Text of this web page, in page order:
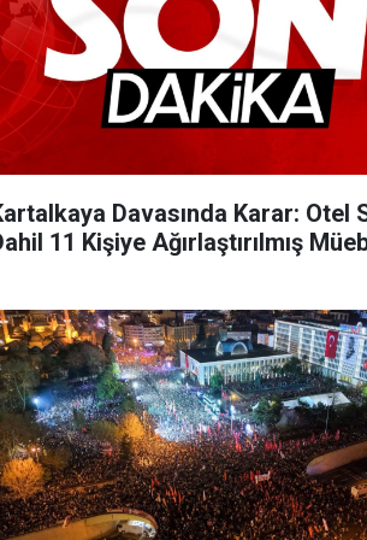
Davasında Karar: Otel
11 Kişiye Ağırlaştırılmış